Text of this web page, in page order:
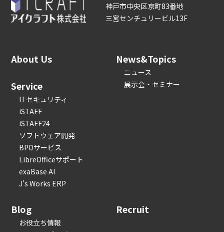
神戸市中央区京町83番地
三宮センチュリービル13F
About Us
Service
ITセキュリティ
iSTAFF
iSTAFF24
ソフトウェア開発
BPOサービス
LibreOfficeサポート
exaBase AI
J's Works ERP
News&Topics
ニュース
展示会・セミナー
Blog
お役立ち情報
Recruit